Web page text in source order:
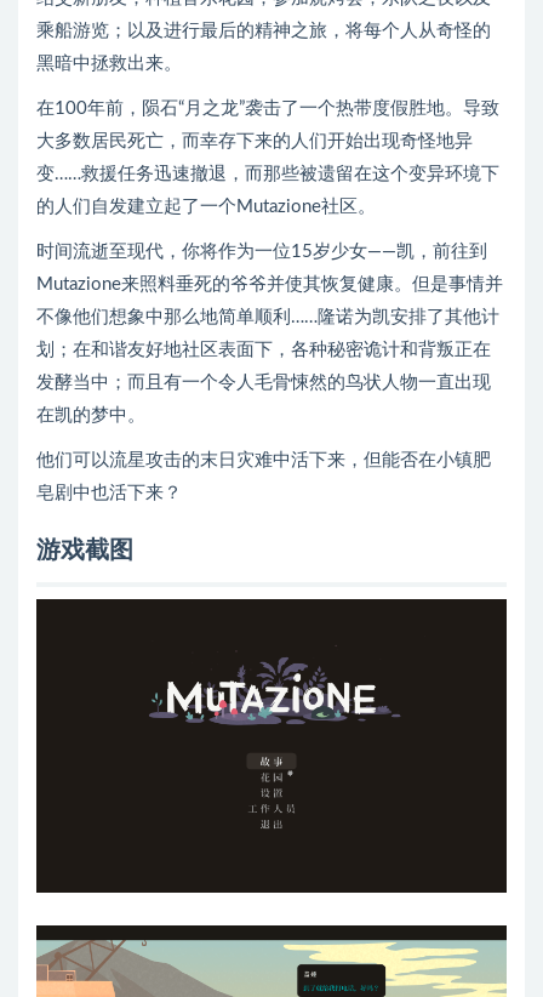
乘船游览；以及进行最后的精神之旅，将每个人从奇怪的
黑暗中拯救出来。
在100年前，陨石“月之龙”袭击了一个热带度假胜地。导致
大多数居民死亡，而幸存下来的人们开始出现奇怪地异
变……救援任务迅速撤退，而那些被遗留在这个变异环境下
的人们自发建立起了一个Mutazione社区。
时间流逝至现代，你将作为一位15岁少女——凯，前往到
Mutazione来照料垂死的爷爷并使其恢复健康。但是事情并
不像他们想象中那么地简单顺利……隆诺为凯安排了其他计
划；在和谐友好地社区表面下，各种秘密诡计和背叛正在
发酵当中；而且有一个令人毛骨悚然的鸟状人物一直出现
在凯的梦中。
他们可以流星攻击的末日灾难中活下来，但能否在小镇肥
皂剧中也活下来？
游戏截图